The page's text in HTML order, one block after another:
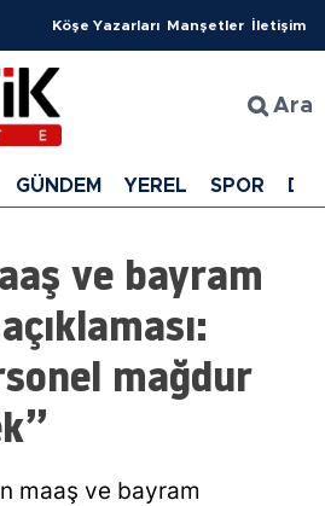
Köşe Yazarları Manşetler İletişim
Ara
GÜNDEM YEREL SPOR
ve bayram
mağdur
maaş ve bayram